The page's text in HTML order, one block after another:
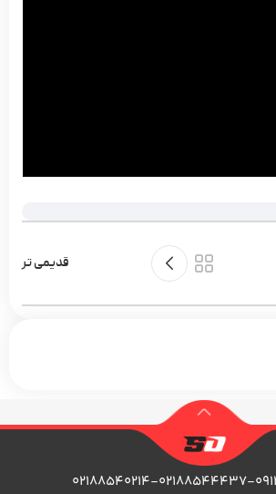
قدیمی تر
۰۲۱۸۸۵۴۴۴۳۷-۰۹۱۲۳۰۷۷۷۹۶